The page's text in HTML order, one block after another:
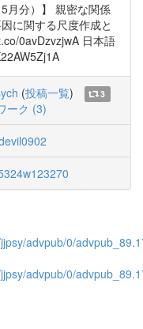
月分）】 親密な関係
に関する尺度作成と
0avDzvzjwA 日本語
(投稿一覧)
3
ーク (3)
advpub/0/
advpub/0/